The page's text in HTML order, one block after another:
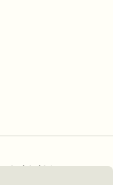
údajov